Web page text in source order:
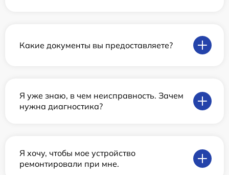
Какие документы вы предоставляете?
Я уже знаю, в чем неисправность. Зачем
нужна диагностика?
Я хочу, чтобы мое устройство
ремонтировали при мне.